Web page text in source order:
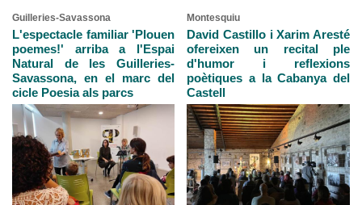
Guilleries-Savassona
L'espectacle familiar 'Plouen
poemes!' arriba a l'Espai
Natural de les Guilleries-
Savassona, en el marc del
cicle Poesia als parcs
Montesquiu
David Castillo i Xarim Aresté
ofereixen un recital ple
d'humor i reflexions
poètiques a la Cabanya del
Castell